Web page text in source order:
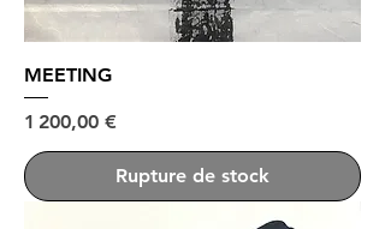
MEETING
Prix
1 200,00 €
Rupture de stock